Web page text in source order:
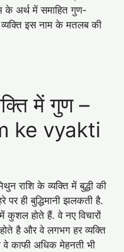
के अर्थ में समाहित गुण-
इस नाम के मतलब की
में गुण –
ke vyakti
राशि के व्यक्ति में बुद्धी की
पर ही बुद्धिमानी झलकती है.
कुशल होते हैं. वे नए विचारों
है और वे लगभग हर व्यक्ति
काफी अधिक मेहनती भी